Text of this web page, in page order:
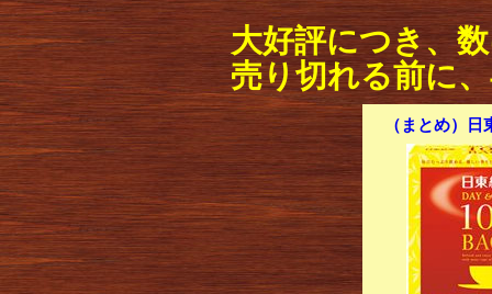
大好評につき、
売り切れる前に
（まとめ）